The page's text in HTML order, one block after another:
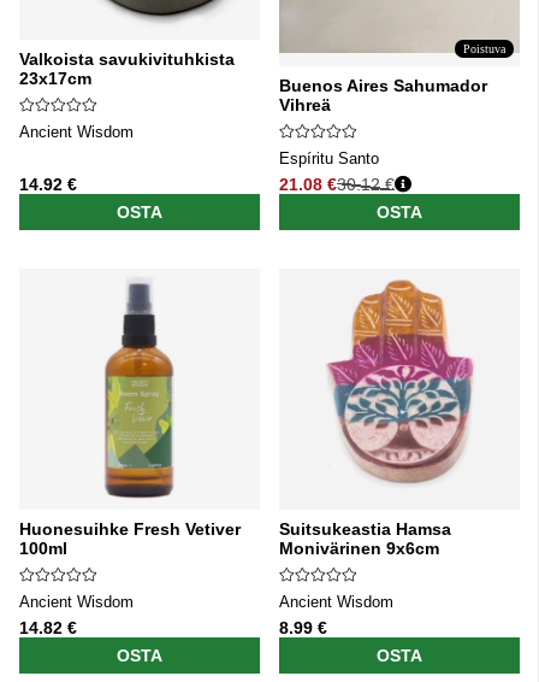
Valkoista savukivituhkista
23x17cm
Ancient Wisdom
14.92 €
OSTA
Poistuva
Buenos Aires Sahumador
Vihreä
Espíritu Santo
21.08 €
Normaali hinta
30.12 €
OSTA
Huonesuihke Fresh Vetiver
100ml
Ancient Wisdom
14.82 €
OSTA
Suitsukeastia Hamsa
Monivärinen 9x6cm
Ancient Wisdom
8.99 €
OSTA